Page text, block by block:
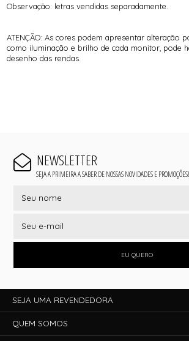
Observação: letras vendidas separadamente.
ATENÇÃO: As cores podem apresentar alteração
como iluminação e brilho de cada monitor, pode
desenho das rendas.
NEWSLETTER
SEJA A PRIMEIRA A SABER DE NOSSAS NOVIDADES E PROMOÇÕES!
EU QUERO
SEJA UMA REVENDEDORA
QUEM SOMOS